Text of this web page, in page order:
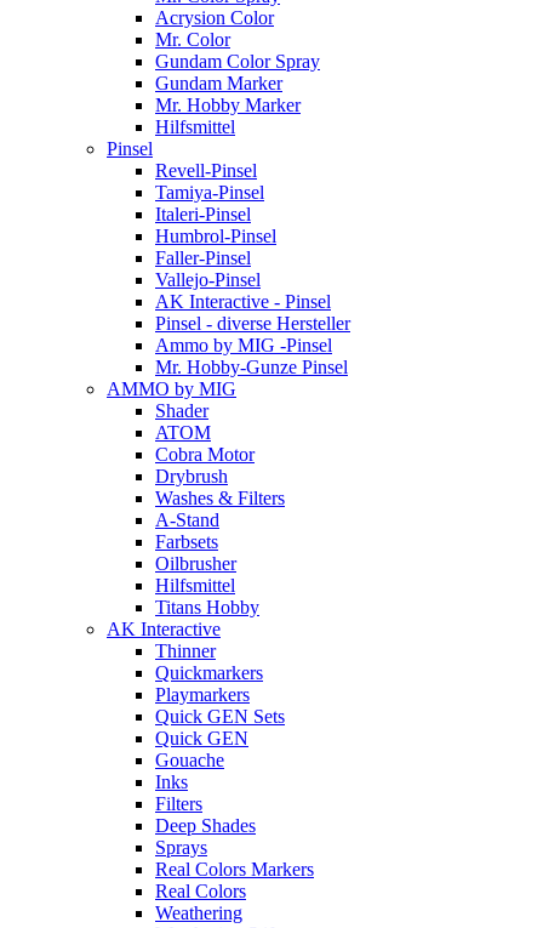
Acrysion Color
Mr. Color
Gundam Color Spray
Gundam Marker
Mr. Hobby Marker
Hilfsmittel
Pinsel
Revell-Pinsel
Tamiya-Pinsel
Italeri-Pinsel
Humbrol-Pinsel
Faller-Pinsel
Vallejo-Pinsel
AK Interactive - Pinsel
Pinsel - diverse Hersteller
Ammo by MIG -Pinsel
Mr. Hobby-Gunze Pinsel
AMMO by MIG
Shader
ATOM
Cobra Motor
Drybrush
Washes & Filters
A-Stand
Farbsets
Oilbrusher
Hilfsmittel
Titans Hobby
AK Interactive
Thinner
Quickmarkers
Playmarkers
Quick GEN Sets
Quick GEN
Gouache
Inks
Filters
Deep Shades
Sprays
Real Colors Markers
Real Colors
Weathering